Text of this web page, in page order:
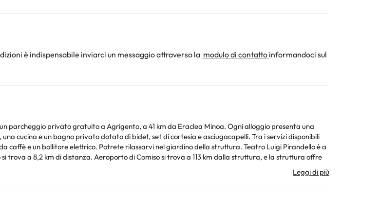
è indispensabile inviarci un messaggio attraverso la modulo di contatto informandoci sul
gratuito a Agrigento, a 41 km da Eraclea Minoa. Ogni alloggio presenta una
cucina e un bagno privato dotato di bidet, set di cortesia e asciugacapelli. Tra i servizi disponibili
della struttura. Teatro Luigi Pirandello è a
a 8,2 km di distanza. Aeroporto di Comiso si trova a 113 km dalla struttura, e la struttura offre